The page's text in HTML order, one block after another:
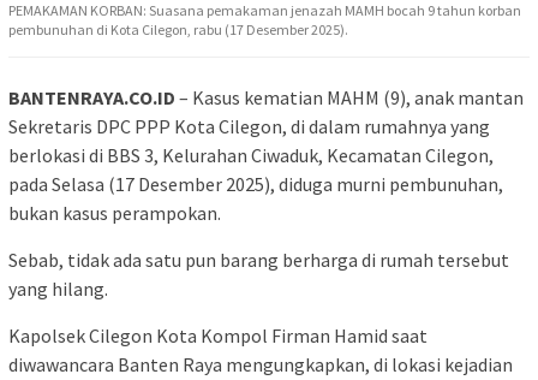
PEMAKAMAN KORBAN: Suasana pemakaman jenazah MAMH bocah 9 tahun korban
pembunuhan di Kota Cilegon, rabu (17 Desember 2025).
BANTENRAYA.CO.ID – Kasus kematian MAHM (9), anak mantan
Sekretaris DPC PPP Kota Cilegon, di dalam rumahnya yang
berlokasi di BBS 3, Kelurahan Ciwaduk, Kecamatan Cilegon,
pada Selasa (17 Desember 2025), diduga murni pembunuhan,
bukan kasus perampokan.
Sebab, tidak ada satu pun barang berharga di rumah tersebut
yang hilang.
Kapolsek Cilegon Kota Kompol Firman Hamid saat
diwawancara Banten Raya mengungkapkan, di lokasi kejadian